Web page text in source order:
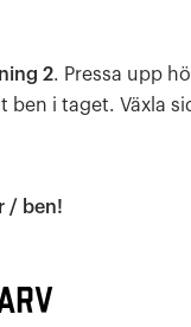
2. Pressa upp
i taget. Växla
/ ben!